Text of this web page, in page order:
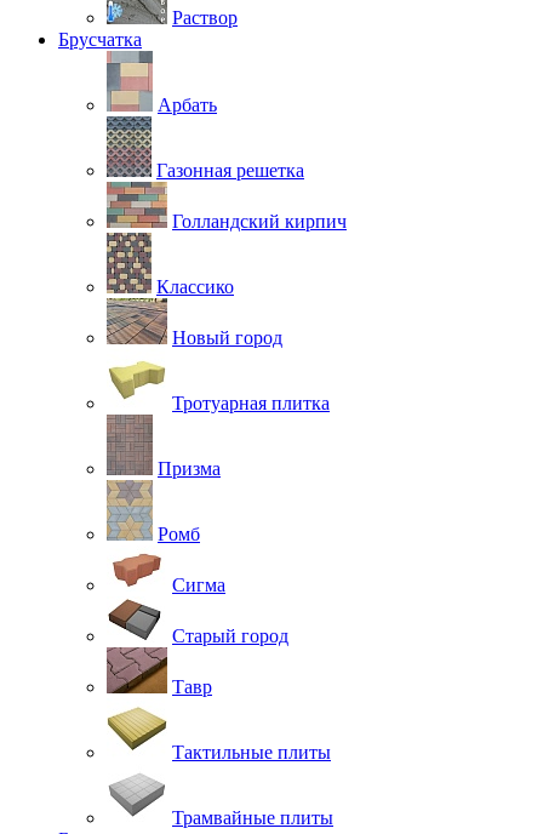
Раствор
Брусчатка
Арбать
Газонная решетка
Голландский кирпич
Классико
Новый город
Тротуарная плитка
Призма
Ромб
Сигма
Старый город
Тавр
Тактильные плиты
Трамвайные плиты